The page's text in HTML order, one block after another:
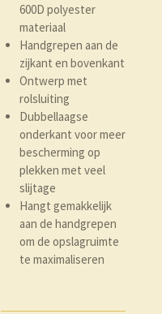
600D polyester
materiaal
Handgrepen aan de
zijkant en bovenkant
Ontwerp met
rolsluiting
Dubbellaagse
onderkant voor meer
bescherming op
plekken met veel
slijtage
Hangt gemakkelijk
aan de handgrepen
om de opslagruimte
te maximaliseren